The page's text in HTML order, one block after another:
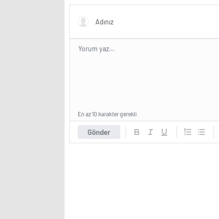
istiyor?
Gönder
En az 10 karakter gerekli